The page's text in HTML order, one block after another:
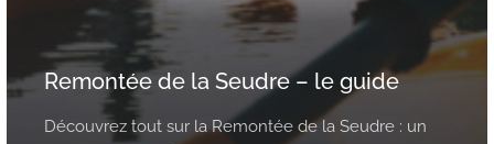
Remontée de la Seudre – le guide
Découvrez tout sur la Remontée de la Seudre : un